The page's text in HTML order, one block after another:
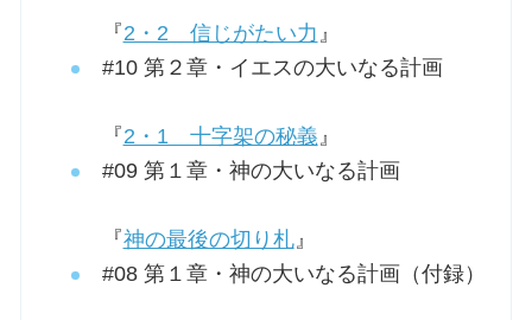
『2・2 信じがたい力 』
#10 第２章・イエスの大いなる計画
『2・1 十字架の秘義』
#09 第１章・神の大いなる計画
『神の最後の切り札』
#08 第１章・神の大いなる計画（付録）